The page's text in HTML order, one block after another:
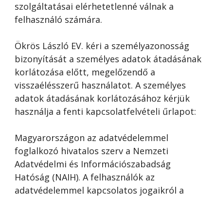
szolgáltatásai elérhetetlenné válnak a
felhasználó számára.
Ökrös László EV. kéri a személyazonosság
bizonyítását a személyes adatok átadásának
korlátozása előtt, megelőzendő a
visszaélésszerű használatot. A személyes
adatok átadásának korlátozásához kérjük
használja a fenti kapcsolatfelvételi űrlapot:
Magyarországon az adatvédelemmel
foglalkozó hivatalos szerv a Nemzeti
Adatvédelmi és Információszabadság
Hatóság (NAIH). A felhasználók az
adatvédelemmel kapcsolatos jogaikról a